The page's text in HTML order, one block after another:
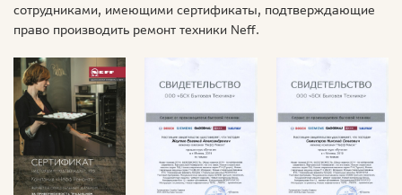
сотрудниками, имеющими сертификаты, подтверждающие
право производить ремонт техники Neff.